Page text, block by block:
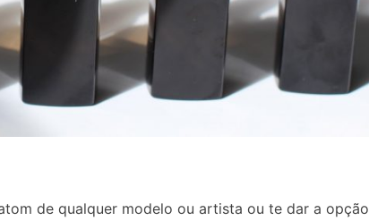
de qualquer modelo ou artista ou te dar a opção